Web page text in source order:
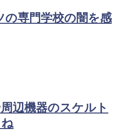
の専門学校の闇を感
辺機器のスケルト